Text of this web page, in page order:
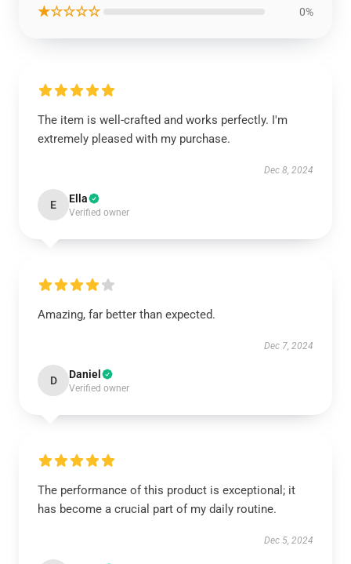
★☆☆☆☆ 0%
The item is well-crafted and works perfectly. I'm
extremely pleased with my purchase.
Dec 8, 2024
E Ella
Verified owner
Amazing, far better than expected.
Dec 7, 2024
D Daniel
Verified owner
The performance of this product is exceptional; it
has become a crucial part of my daily routine.
Dec 5, 2024